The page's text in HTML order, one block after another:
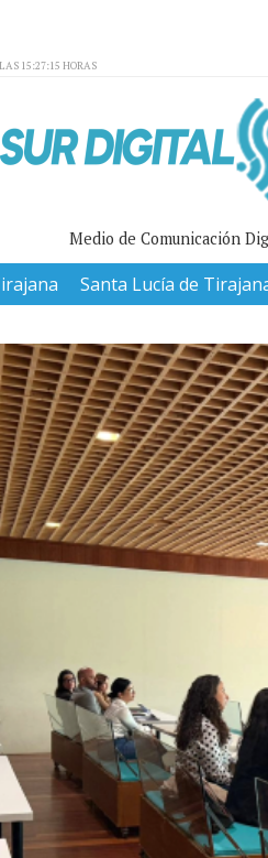
15:27:15 HORAS
Medio de Comunicación
Santa Lucía de